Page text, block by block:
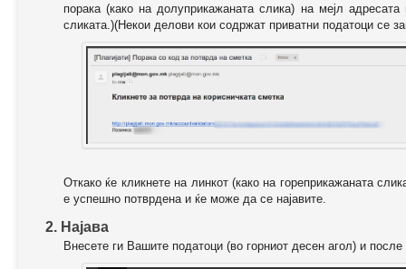
порака (како на долуприкажаната слика) на мејл
сликата.)(Некои делови кои содржат приватни податоци се
Откако ќе кликнете на линкот (како на гореприкажаната
е успешно потврдена и ќе може да се најавите.
2. Најава
Внесете ги Вашите податоци (во горниот десен агол) и